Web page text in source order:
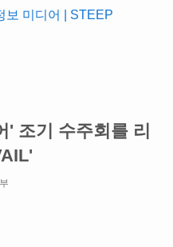
' 조기 수주회를 리